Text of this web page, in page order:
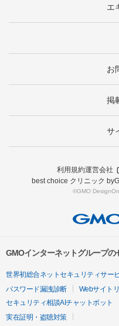
エ
お
掲
サ
利用規約運営会社
best choice クリニック
©GMO
GMOインターネットグループ
世界初総合ネットセキュリティサー
パスワード漏洩診断
Webサイト
セキュリティ相談AIチャットボット
実在証明・盗聴対策